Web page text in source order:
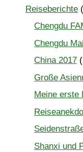
Reiseberichte
Chengdu
Chengdu
China 2017
Große
Meine erste
Shanxi und